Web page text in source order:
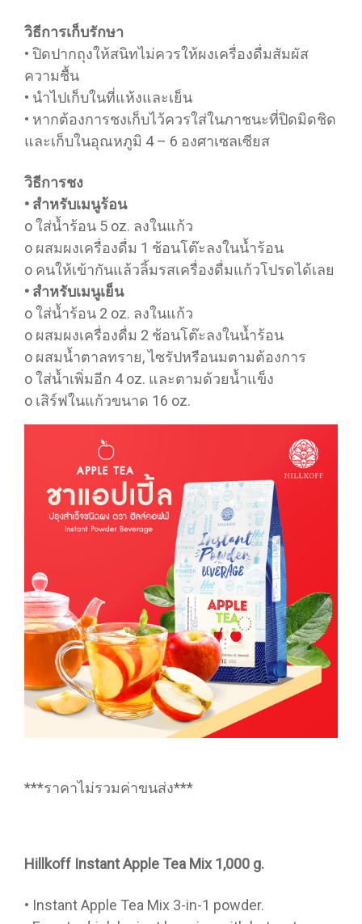
วิธีการเก็บรักษา
• ปิดปากถุงให้สนิทไม่ควรให้ผงเครื่องดื่มสัมผัส
ความชื้น
• นำไปเก็บในที่แห้งและเย็น
• หากต้องการชงเก็บไว้ควรใส่ในภาชนะที่ปิดมิดชิด
และเก็บในอุณหภูมิ 4 – 6 องศาเซลเซียส
วิธีการชง
• สำหรับเมนูร้อน
o ใส่น้ำร้อน 5 oz. ลงในแก้ว
o ผสมผงเครื่องดื่ม 1 ช้อนโต๊ะลงในน้ำร้อน
o คนให้เข้ากันแล้วลิ้มรสเครื่องดื่มแก้วโปรดได้เลย
• สำหรับเมนูเย็น
o ใส่น้ำร้อน 2 oz. ลงในแก้ว
o ผสมผงเครื่องดื่ม 2 ช้อนโต๊ะลงในน้ำร้อน
o ผสมน้ำตาลทราย, ไซรัปหรือนมตามต้องการ
o ใส่น้ำเพิ่มอีก 4 oz. และตามด้วยน้ำแข็ง
o เสิร์ฟในแก้วขนาด 16 oz.
***ราคาไม่รวมค่าขนส่ง***
Hillkoff Instant Apple Tea Mix 1,000 g.
• Instant Apple Tea Mix 3-in-1 powder.